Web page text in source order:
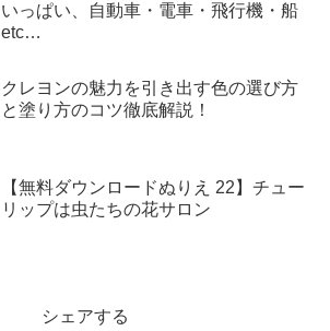
いっぱい、自動車・電車・飛行機・船
etc…
クレヨンの魅力を引き出す色の選び方
と塗り方のコツ徹底解説！
【無料ダウンロードぬりえ 22】チュー
リップは虫たちの花サロン
シェアする